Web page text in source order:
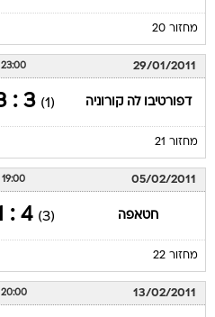
מחזור 20
29/01/2011
23:00
דפורטיבו לה קורוניה (1)
3 : 3
מחזור 21
05/02/2011
19:00
חטאפה (3)
4 : 1
מחזור 22
13/02/2011
20:00